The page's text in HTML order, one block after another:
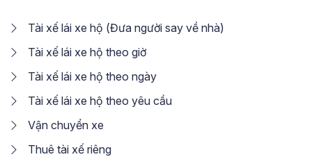
Tài xế lái xe hộ (Đưa người say về nhà)
Tài xế lái xe hộ theo giờ
Tài xế lái xe hộ theo ngày
Tài xế lái xe hộ theo yêu cầu
Vận chuyển xe
Thuê tài xế riêng